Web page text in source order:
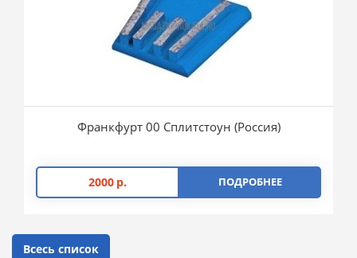
Франкфурт 00 Сплитстоун (Россия)
2000 р. ПОДРОБНЕЕ
Всесь список